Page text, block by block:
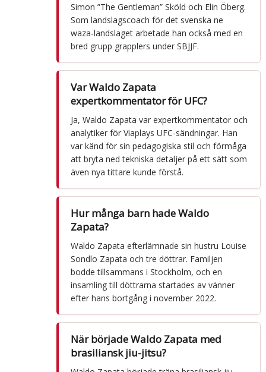
Simon ”The Gentleman” Sköld och Elin Öberg.
Som landslagscoach för det svenska ne
waza-landslaget arbetade han också med en
bred grupp grapplers under SBJJF.
Var Waldo Zapata
expertkommentator för UFC?
Ja, Waldo Zapata var expertkommentator och
analytiker för Viaplays UFC-sändningar. Han
var känd för sin pedagogiska stil och förmåga
att bryta ned tekniska detaljer på ett sätt som
även nya tittare kunde förstå.
Hur många barn hade Waldo
Zapata?
Waldo Zapata efterlämnade sin hustru Louise
Sondlo Zapata och tre döttrar. Familjen
bodde tillsammans i Stockholm, och en
insamling till döttrarna startades av vänner
efter hans bortgång i november 2022.
När började Waldo Zapata med
brasiliansk jiu-jitsu?